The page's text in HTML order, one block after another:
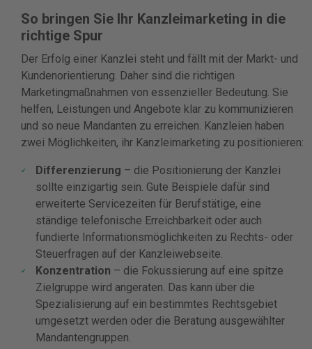
So bringen Sie Ihr Kanzleimarketing in die
richtige Spur
Der Erfolg einer Kanzlei steht und fällt mit der Markt- und
Kundenorientierung. Daher sind die richtigen
Marketingmaßnahmen von essenzieller Bedeutung. Sie
helfen, Leistungen und Angebote klar zu kommunizieren
und so neue Mandanten zu erreichen. Kanzleien haben
zwei Möglichkeiten, ihr Kanzleimarketing zu positionieren:
Differenzierung – die Positionierung der Kanzlei
sollte einzigartig sein. Gute Beispiele dafür sind
erweiterte Servicezeiten für Berufstätige, eine
ständige telefonische Erreichbarkeit oder auch
fundierte Informationsmöglichkeiten zu Rechts- oder
Steuerfragen auf der Kanzleiwebseite.
Konzentration – die Fokussierung auf eine spitze
Zielgruppe wird angeraten. Das kann über die
Spezialisierung auf ein bestimmtes Rechtsgebiet
umgesetzt werden oder die Beratung ausgewählter
Mandantengruppen.